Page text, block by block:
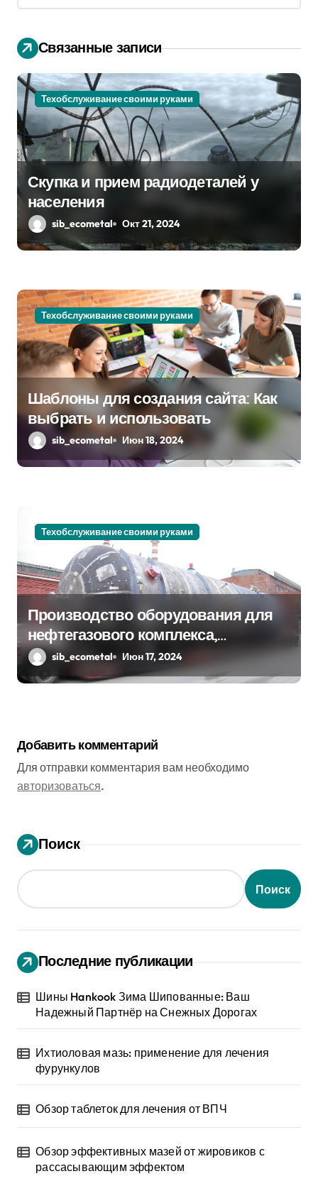
ц
и
я
п
о
з
а
п
и
я
м
Связанные записи
Техобслуживание своими руками
Скупка и прием радиодеталей у
населения
sib_ecometal Окт 21, 2024
Техобслуживание своими руками
Шаблоны для создания сайта: Как
выбрать и использовать
sib_ecometal Июн 18, 2024
Техобслуживание своими руками
Производство оборудования для
нефтегазового комплекса,
нефтехимии, химии и
промышленности минеральных
sib_ecometal Июн 17, 2024
Добавить комментарий
Для отправки комментария вам необходимо
авторизоваться.
Поиск
Поиск
Последние публикации
Шины Hankook Зима Шипованные: Ваш
Надежный Партнёр на Снежных Дорогах
Ихтиоловая мазь: применение для лечения
фурункулов
Обзор таблеток для лечения от ВПЧ
Обзор эффективных мазей от жировиков с
рассасывающим эффектом